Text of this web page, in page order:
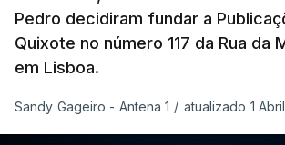
Pedro decidiram fundar a
Quixote no número 117 da Rua da
em Lisboa.
Sandy Gageiro - Antena 1 / atualizado 1